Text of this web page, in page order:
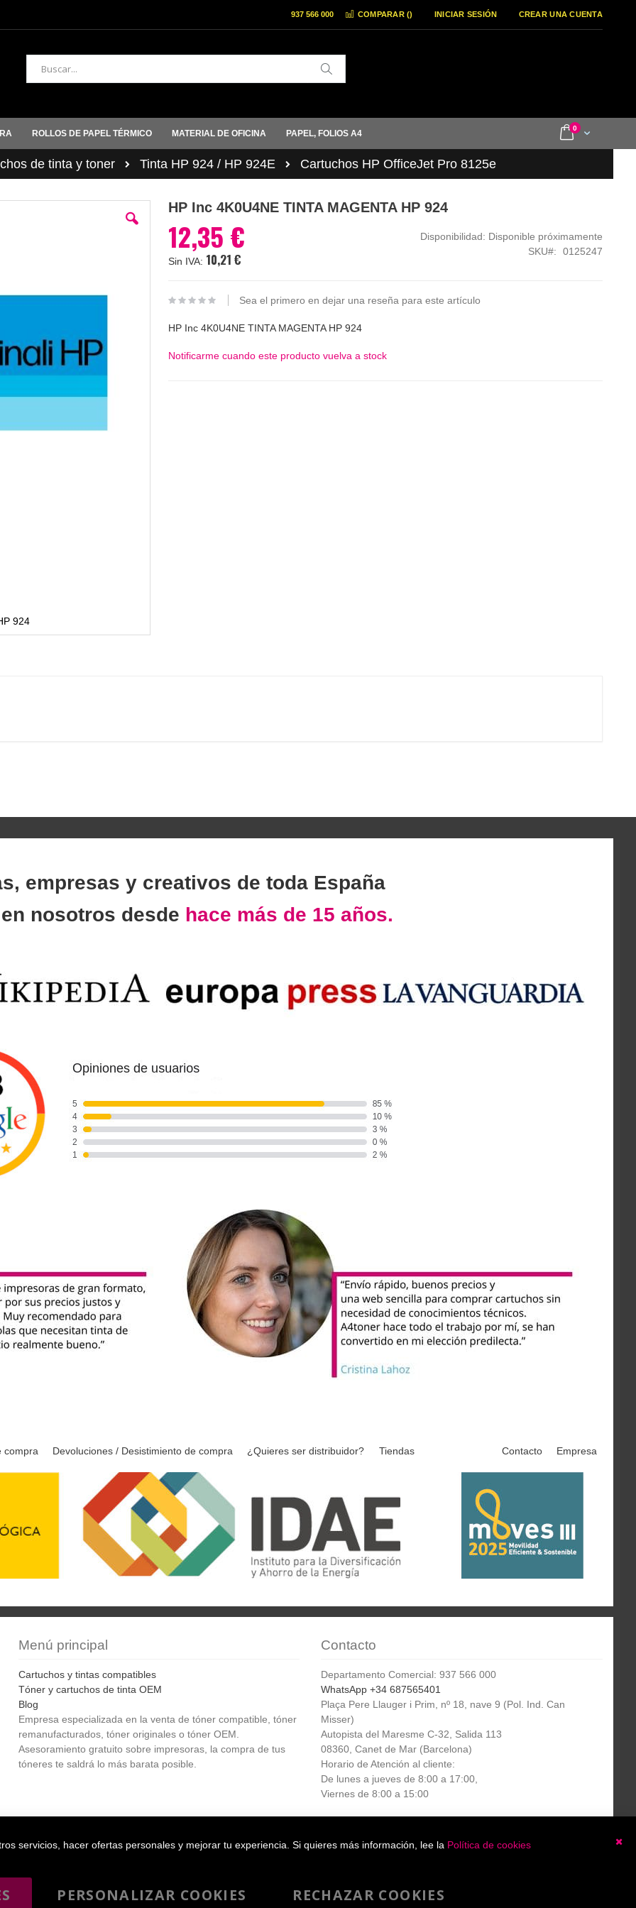
COMPARAR () INICIAR SESIÓN CREAR UNA CUENTA
937 566 000
Buscar
Cart
0items
ROLLOS DE PAPEL TÉRMICO MATERIAL DE OFICINA PAPEL, FOLIOS A4
de tinta y toner Tinta HP 924 / HP 924E Cartuchos HP OfficeJet Pro 8125e
924
HP Inc 4K0U4NE TINTA MAGENTA HP 924
12,35 €
10,21 €
Disponibilidad: Disponible próximamente
SKU
0125247
Sea el primero en dejar una reseña para este artículo
HP Inc 4K0U4NE TINTA MAGENTA HP 924
Notificarme cuando este producto vuelva a stock
empresas y creativos de toda España
en nosotros desde hace más de 15 años.
compra Devoluciones / Desistimiento de compra ¿Quieres ser distribuidor? Tiendas Contacto Empresa
Menú principal
Cartuchos y tintas compatibles
Tóner y cartuchos de tinta OEM
Blog
Empresa especializada en la venta de tóner compatible, tóner
remanufacturados, tóner originales o tóner OEM.
Asesoramiento gratuito sobre impresoras, la compra de tus
tóneres te saldrá lo más barata posible.
Contacto
Departamento Comercial: 937 566 000
WhatsApp +34 687565401
Plaça Pere Llauger i Prim, nº 18, nave 9 (Pol. Ind. Can
Misser)
Autopista del Maresme C-32, Salida 113
08360, Canet de Mar (Barcelona)
Horario de Atención al cliente:
De lunes a jueves de 8:00 a 17:00,
Viernes de 8:00 a 15:00
informativo
servicios, hacer ofertas personales y mejorar tu experiencia. Si quieres más información, lee la Política de cookies
PERSONALIZAR COOKIES RECHAZAR COOKIES